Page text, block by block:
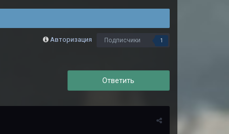
Авторизация Подписчики 1
Ответить